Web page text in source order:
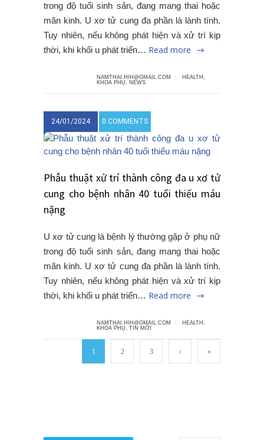
trong độ tuổi sinh sản, đang mang thai hoặc
mãn kinh. U xơ tử cung đa phần là lành tính.
Tuy nhiên, nếu không phát hiện và xử trí kịp
thời, khi khối u phát triển… Read more
NAMTHAI.HIH@GMAIL.COM HEALTH ,
KHOA PHỤ, NEWS
24/01/2024 0 COMMENTS
Phẫu thuật xử trí thành công đa u xơ tử
cung cho bệnh nhân 40 tuổi thiếu máu
nặng
U xơ tử cung là bệnh lý thường gặp ở phụ nữ
trong độ tuổi sinh sản, đang mang thai hoặc
mãn kinh. U xơ tử cung đa phần là lành tính.
Tuy nhiên, nếu không phát hiện và xử trí kịp
thời, khi khối u phát triển… Read more
NAMTHAI.HIH@GMAIL.COM HEALTH ,
KHOA PHỤ, TIN MỚI
1 2 3 › »